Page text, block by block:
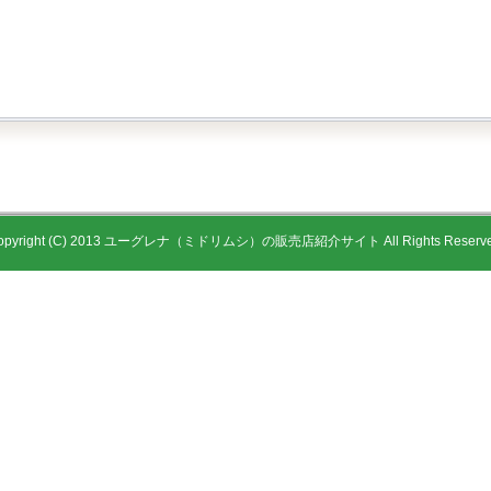
(C) 2013 ユーグレナ（ミドリムシ）の販売店紹介サイト All Rights